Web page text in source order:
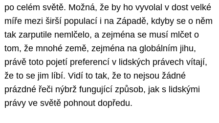
po celém světě. Možná, že by ho vyvolal v dost velké
míře mezi širší populací i na Západě, kdyby se o něm
tak zarputile nemlčelo, a zejména se musí mlčet o
tom, že mnohé země, zejména na globálním jihu,
právě toto pojetí preferencí v lidských právech vítají,
že to se jim líbí. Vidí to tak, že to nejsou žádné
prázdné řeči nýbrž fungující způsob, jak s lidskými
právy ve světě pohnout dopředu.